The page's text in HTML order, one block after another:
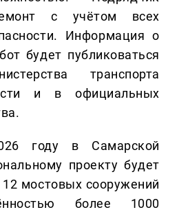
с учётом всех
Информация о
будет публиковаться
транспорта
и в официальных
году в Самарской
проекту будет
мостовых сооружений
более 1000